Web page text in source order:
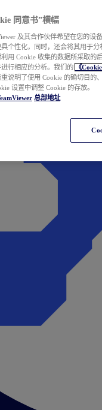
同意书”横幅
及其合作伙伴希望在您的设
个性化，同时，还会将其用于分
用 Cookie 收集的数据所采取的
行相应的分析。我们的
《
说明了使用 Cookie 的确切目的
设置中调整 Cookie 的存放。
总部地址